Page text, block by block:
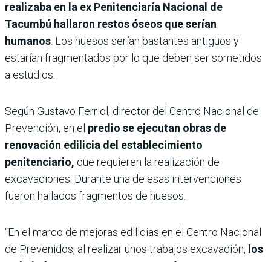
realizaba en la ex Penitenciaría Nacional de
Tacumbú hallaron restos óseos que serían
humanos. Los huesos serían bastantes antiguos y
estarían fragmentados por lo que deben ser sometidos
a estudios.
Según Gustavo Ferriol, director del Centro Nacional de
Prevención, en el predio se ejecutan obras de
renovación edilicia del establecimiento
penitenciario, que requieren la realización de
excavaciones. Durante una de esas intervenciones
fueron hallados fragmentos de huesos.
“En el marco de mejoras edilicias en el Centro Nacional
de Prevenidos, al realizar unos trabajos excavación, los